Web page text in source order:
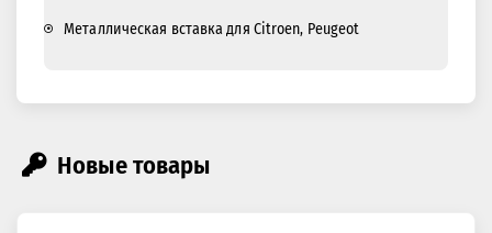
Металлическая вставка для Citroen, Peugeot
Новые товары